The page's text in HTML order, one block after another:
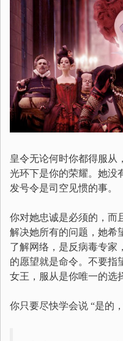
皇令无论何时你都得服从
光环下是你的荣耀。她没
发号令是司空见惯的事。
你对她忠诚是必须的，而
解决她所有的问题，她希
了解网络，是反病毒专家
的愿望就是命令。不要
女王，服从是你唯一的选
你只要尽快学会说 “是的